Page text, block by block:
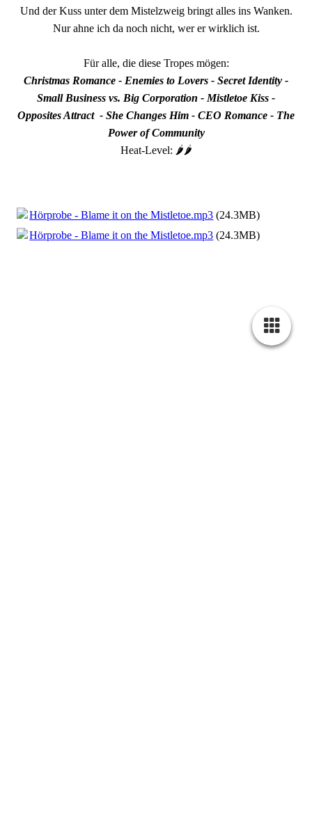
Und der Kuss unter dem Mistelzweig bringt alles ins Wanken.
Nur ahne ich da noch nicht, wer er wirklich ist.
Für alle, die diese Tropes mögen:
Christmas Romance - Enemies to Lovers - Secret Identity -
Small Business vs. Big Corporation - Mistletoe Kiss -
Opposites Attract - She Changes Him - CEO Romance - The
Power of Community
Heat-Level: 🌶️🌶️
Hörprobe - Blame it on the Mistletoe.mp3 (24.3MB)
Hörprobe - Blame it on the Mistletoe.mp3 (24.3MB)